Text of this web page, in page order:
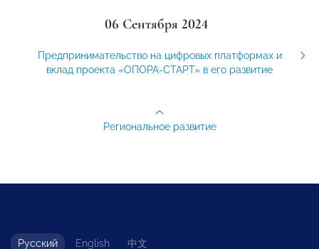
06 Сентября 2024
Предпринимательство на цифровых платформах и
вклад проекта «ОПОРА-СТАРТ» в его развитие
Региональное развитие
Русский English 中文